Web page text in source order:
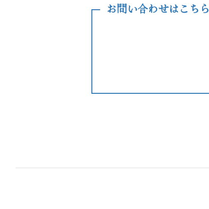
お問い合わせはこちら